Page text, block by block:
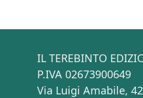
IL TEREBINTO
P.IVA 02673900649
Via Luigi Amabile, 42